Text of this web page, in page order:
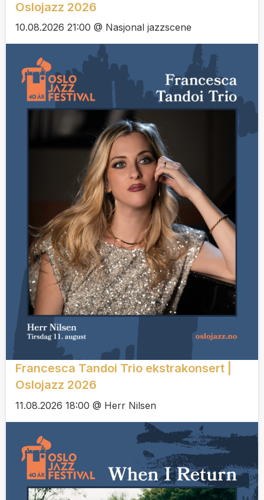
Oslojazz 2026
10.08.2026 21:00 @ Nasjonal jazzscene
Francesca Tandoi Trio ekstrakonsert |
Oslojazz 2026
11.08.2026 18:00 @ Herr Nilsen